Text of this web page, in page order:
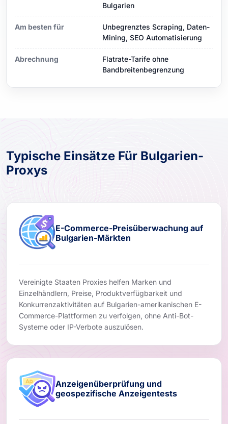
Bulgarien
Am besten für
Unbegrenztes Scraping, Daten-
Mining, SEO Automatisierung
Abrechnung
Flatrate-Tarife ohne
Bandbreitenbegrenzung
Typische Einsätze Für Bulgarien-
Proxys
E-Commerce-Preisüberwachung auf
Bulgarien-Märkten
Vereinigte Staaten Proxies helfen Marken und
Einzelhändlern, Preise, Produktverfügbarkeit und
Konkurrenzaktivitäten auf Bulgarien-amerikanischen E-
Commerce-Plattformen zu verfolgen, ohne Anti-Bot-
Systeme oder IP-Verbote auszulösen.
Anzeigenüberprüfung und
geospezifische Anzeigentests